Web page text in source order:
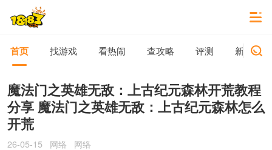
首页 找游戏 看热闹 查攻略 评测 新游动态
魔法门之英雄无敌：上古纪元森林开荒教程
分享 魔法门之英雄无敌：上古纪元森林怎么
开荒
26-05-15 网络 网络